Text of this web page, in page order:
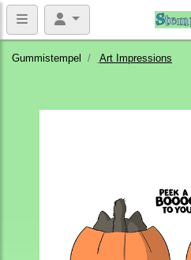
Gummistempel Art Impressions